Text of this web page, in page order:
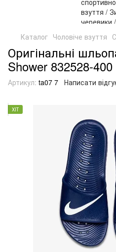
Каталог Чоловіче взуття
Оригінальні
Shower 832528-400
Артикул: ta07 7 Написати
ХІТ